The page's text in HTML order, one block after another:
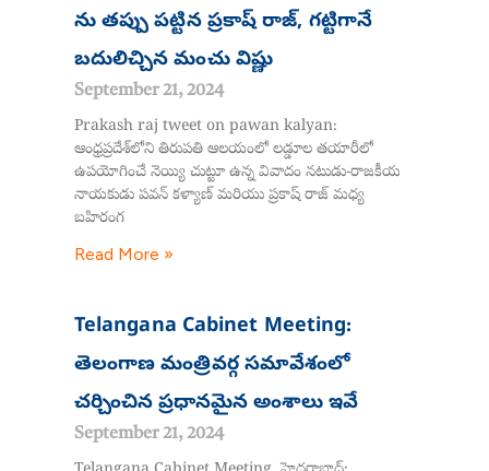
ను తప్పు పట్టిన ప్రకాష్ రాజ్, గట్టిగానే
బదులిచ్చిన మంచు విష్ణు
September 21, 2024
Prakash raj tweet on pawan kalyan:
ఆంధ్రప్రదేశ్‌లోని తిరుపతి ఆలయంలో లడ్డూల తయారీలో
ఉపయోగించే నెయ్యి చుట్టూ ఉన్న వివాదం నటుడు-రాజకీయ
నాయకుడు పవన్ కళ్యాణ్ మరియు ప్రకాష్ రాజ్ మధ్య
బహిరంగ
Read More »
Telangana Cabinet Meeting:
తెలంగాణ మంత్రివర్గ సమావేశంలో
చర్చించిన ప్రధానమైన అంశాలు ఇవే
September 21, 2024